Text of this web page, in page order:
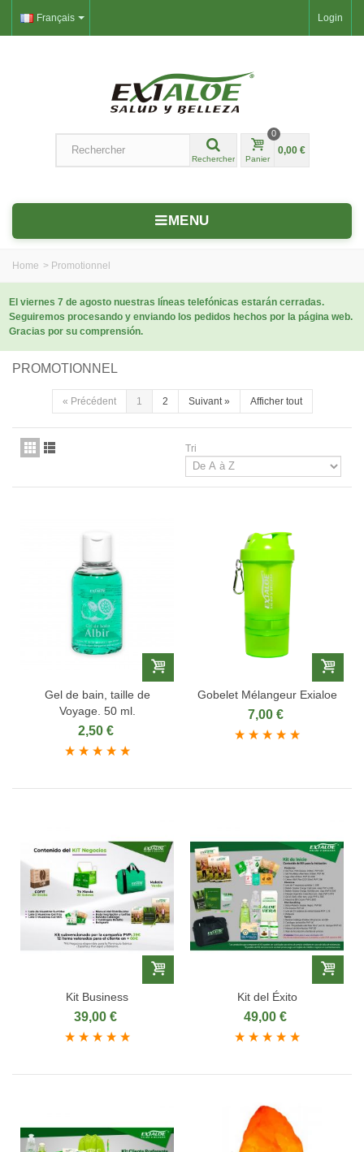
Login
Français
Rechercher Panier
0
0,00 €
MENU
Home > Promotionnel
El viernes 7 de agosto nuestras líneas telefónicas estarán cerradas.
Seguiremos procesando y enviando los pedidos hechos por la página web.
Gracias por su comprensión.
PROMOTIONNEL
« Précédent 1 2 Suivant» Afficher tout
Tri
Gel de bain, taille de
Voyage. 50 ml.
2,50 €
Gobelet Mélangeur Exialoe
7,00 €
Kit Business
39,00 €
Kit del Éxito
49,00 €